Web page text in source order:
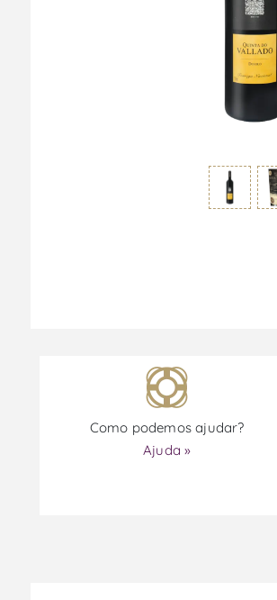
Como podemos ajudar?
Ajuda »